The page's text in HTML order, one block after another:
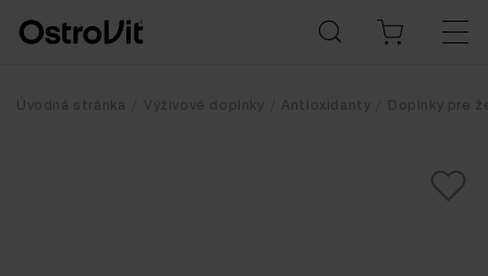
Úvodná stránka Výživové doplnky Antioxidanty Doplnky pre